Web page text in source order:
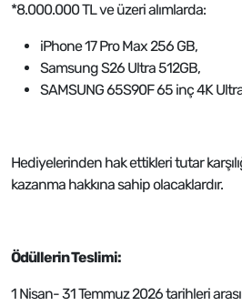
*8.000.000 TL ve üzeri alımlarda:
iPhone 17 Pro Max 256 GB,
Samsung S26 Ultra 512GB,
SAMSUNG 65S90F 65 inç 4K
Hediyelerinden hak ettikleri tutar
kazanma hakkına sahip olacaklardır.
Ödüllerin Teslimi:
1 Nisan- 31 Temmuz 2026 tarihleri